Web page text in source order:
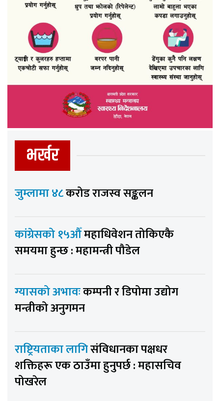
भर्खर
जुम्लामा ४८करोड राजस्व सङ्कलन
कांग्रेसको १५औँमहाधिवेशन तोकिएकै
समयमा हुन्छ : महामन्त्री पौडेल
ग्यासको अभावःकम्पनी र डिपोमा उद्योग
मन्त्रीको अनुगमन
राष्ट्रियताका लागिसंविधानका पक्षधर
शक्तिहरू एक ठाउँमा हुनुपर्छ : महासचिव
पोखरेल